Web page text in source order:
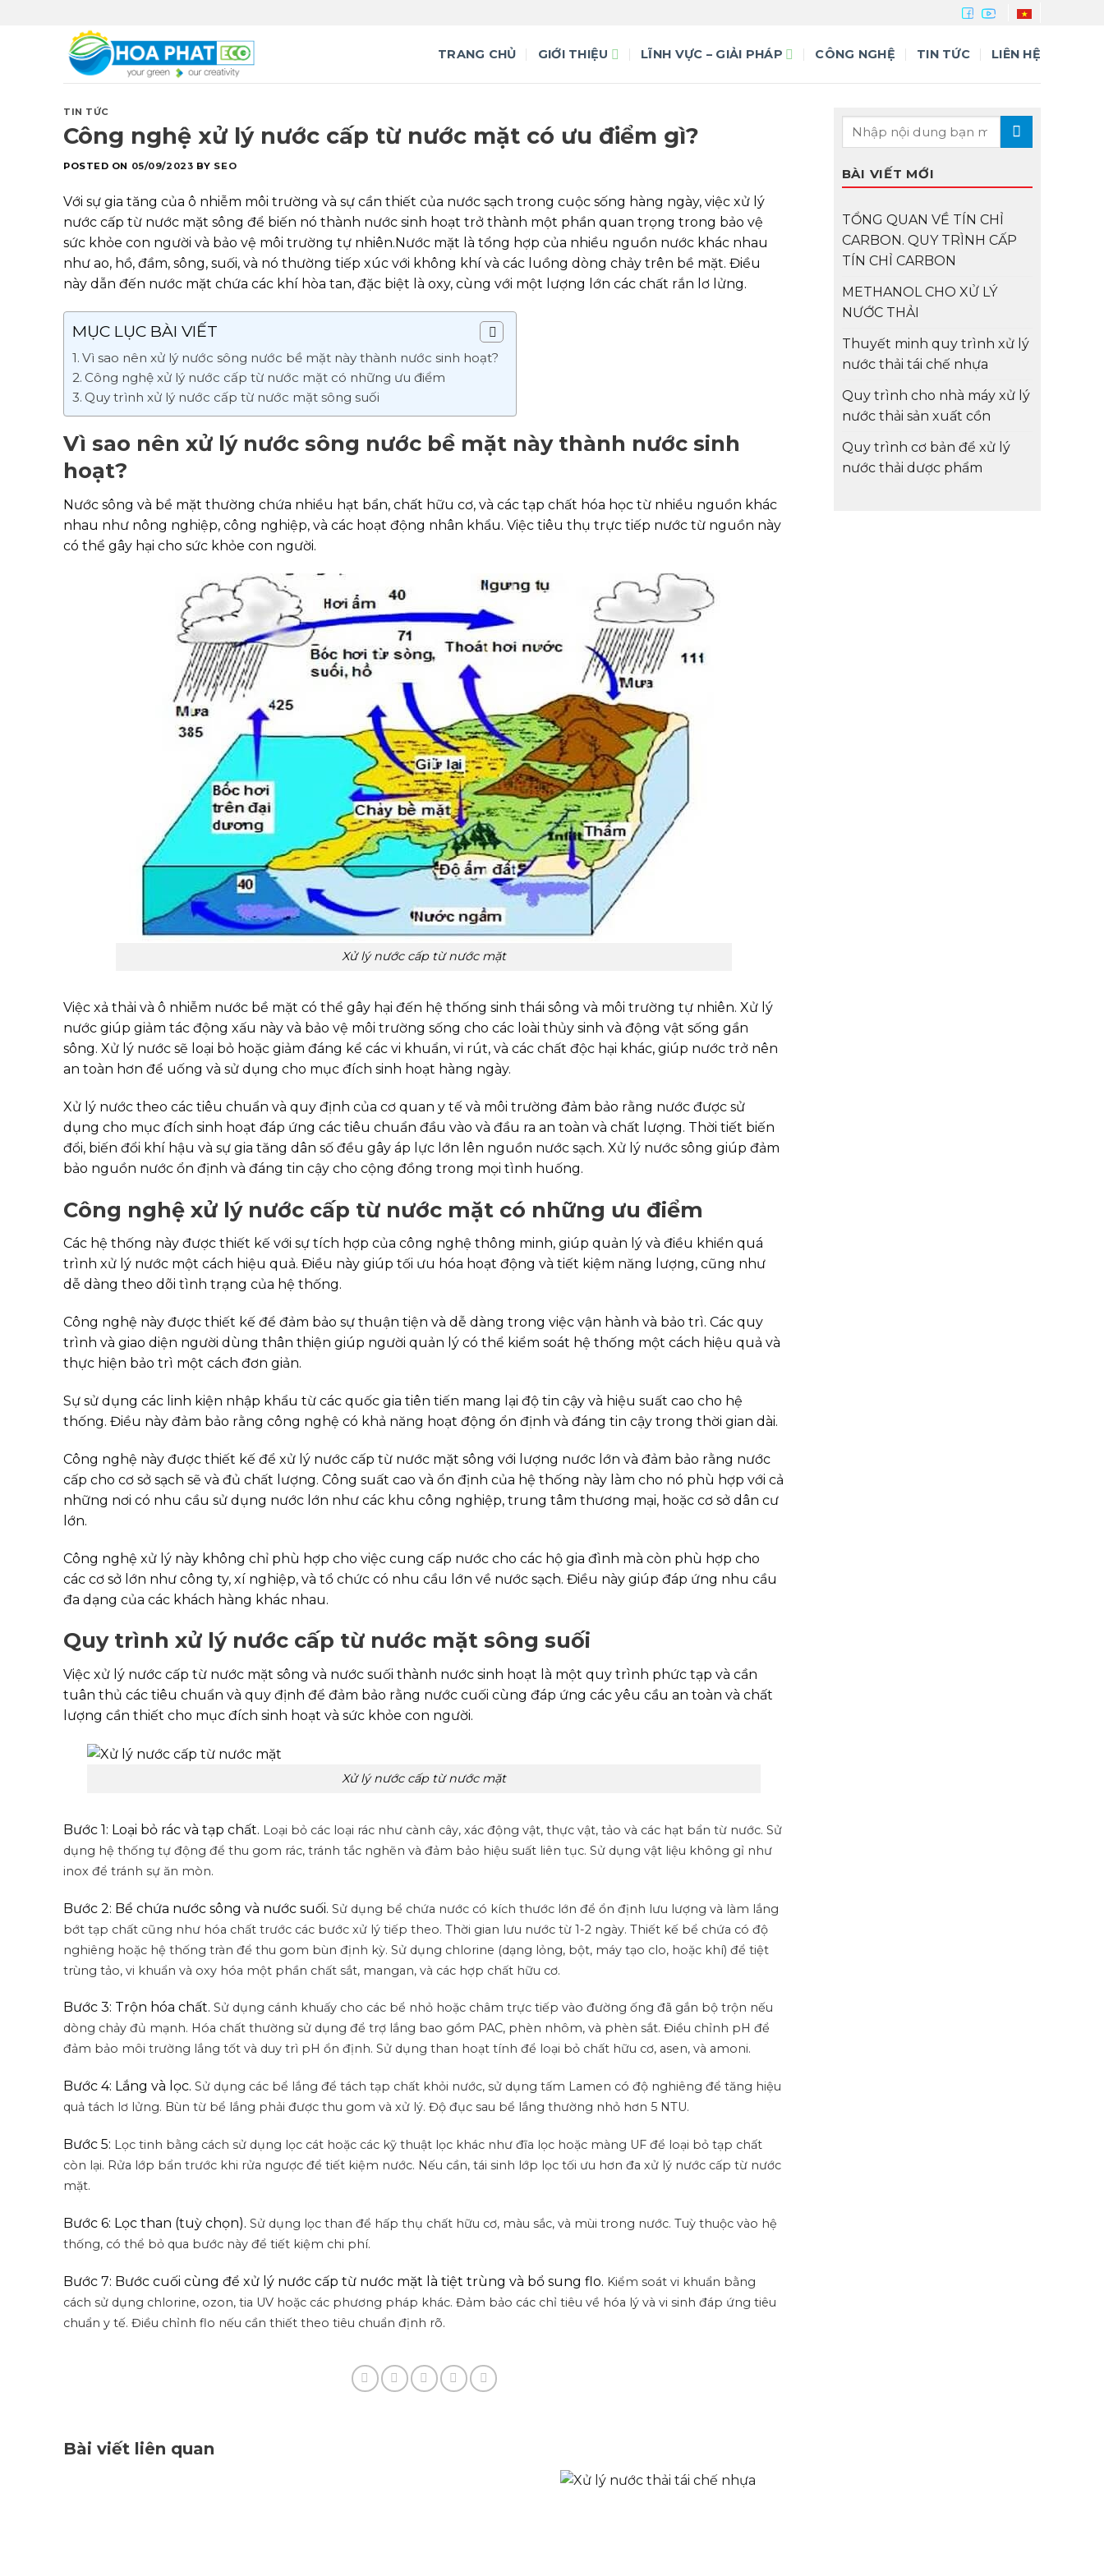
TRANG CHỦ GIỚI THIỆU LĨNH VỰC – GIẢI PHÁP CÔNG NGHỆ TIN TỨC LIÊN HỆ
TIN TỨC
Công nghệ xử lý nước cấp từ nước mặt có ưu điểm gì?
POSTED ON 05/09/2023 BY SEO
Với sự gia tăng của ô nhiễm môi trường và sự cần thiết của nước sạch trong cuộc sống hàng ngày, việc xử lý
nước cấp từ nước mặt sông để biến nó thành nước sinh hoạt trở thành một phần quan trọng trong bảo vệ
sức khỏe con người và bảo vệ môi trường tự nhiên.Nước mặt là tổng hợp của nhiều nguồn nước khác nhau
như ao, hồ, đầm, sông, suối, và nó thường tiếp xúc với không khí và các luồng dòng chảy trên bề mặt. Điều
này dẫn đến nước mặt chứa các khí hòa tan, đặc biệt là oxy, cùng với một lượng lớn các chất rắn lơ lửng.
MỤC LỤC BÀI VIẾT
Vì sao nên xử lý nước sông nước bề mặt này thành nước sinh hoạt?
Công nghệ xử lý nước cấp từ nước mặt có những ưu điểm
Quy trình xử lý nước cấp từ nước mặt sông suối
Vì sao nên xử lý nước sông nước bề mặt này thành nước sinh
hoạt?
Nước sông và bề mặt thường chứa nhiều hạt bẩn, chất hữu cơ, và các tạp chất hóa học từ nhiều nguồn khác
nhau như nông nghiệp, công nghiệp, và các hoạt động nhân khẩu. Việc tiêu thụ trực tiếp nước từ nguồn này
có thể gây hại cho sức khỏe con người.
Xử lý nước cấp từ nước mặt
Việc xả thải và ô nhiễm nước bề mặt có thể gây hại đến hệ thống sinh thái sông và môi trường tự nhiên. Xử lý
nước giúp giảm tác động xấu này và bảo vệ môi trường sống cho các loài thủy sinh và động vật sống gần
sông. Xử lý nước sẽ loại bỏ hoặc giảm đáng kể các vi khuẩn, vi rút, và các chất độc hại khác, giúp nước trở nên
an toàn hơn để uống và sử dụng cho mục đích sinh hoạt hàng ngày.
Xử lý nước theo các tiêu chuẩn và quy định của cơ quan y tế và môi trường đảm bảo rằng nước được sử
dụng cho mục đích sinh hoạt đáp ứng các tiêu chuẩn đầu vào và đầu ra an toàn và chất lượng. Thời tiết biến
đổi, biến đổi khí hậu và sự gia tăng dân số đều gây áp lực lớn lên nguồn nước sạch. Xử lý nước sông giúp đảm
bảo nguồn nước ổn định và đáng tin cậy cho cộng đồng trong mọi tình huống.
Công nghệ xử lý nước cấp từ nước mặt có những ưu điểm
Các hệ thống này được thiết kế với sự tích hợp của công nghệ thông minh, giúp quản lý và điều khiển quá
trình xử lý nước một cách hiệu quả. Điều này giúp tối ưu hóa hoạt động và tiết kiệm năng lượng, cũng như
dễ dàng theo dõi tình trạng của hệ thống.
Công nghệ này được thiết kế để đảm bảo sự thuận tiện và dễ dàng trong việc vận hành và bảo trì. Các quy
trình và giao diện người dùng thân thiện giúp người quản lý có thể kiểm soát hệ thống một cách hiệu quả và
thực hiện bảo trì một cách đơn giản.
Sự sử dụng các linh kiện nhập khẩu từ các quốc gia tiên tiến mang lại độ tin cậy và hiệu suất cao cho hệ
thống. Điều này đảm bảo rằng công nghệ có khả năng hoạt động ổn định và đáng tin cậy trong thời gian dài.
Công nghệ này được thiết kế để xử lý nước cấp từ nước mặt sông với lượng nước lớn và đảm bảo rằng nước
cấp cho cơ sở sạch sẽ và đủ chất lượng. Công suất cao và ổn định của hệ thống này làm cho nó phù hợp với cả
những nơi có nhu cầu sử dụng nước lớn như các khu công nghiệp, trung tâm thương mại, hoặc cơ sở dân cư
lớn.
Công nghệ xử lý này không chỉ phù hợp cho việc cung cấp nước cho các hộ gia đình mà còn phù hợp cho
các cơ sở lớn như công ty, xí nghiệp, và tổ chức có nhu cầu lớn về nước sạch. Điều này giúp đáp ứng nhu cầu
đa dạng của các khách hàng khác nhau.
Quy trình xử lý nước cấp từ nước mặt sông suối
Việc xử lý nước cấp từ nước mặt sông và nước suối thành nước sinh hoạt là một quy trình phức tạp và cần
tuân thủ các tiêu chuẩn và quy định để đảm bảo rằng nước cuối cùng đáp ứng các yêu cầu an toàn và chất
lượng cần thiết cho mục đích sinh hoạt và sức khỏe con người.
Xử lý nước cấp từ nước mặt
Bước 1: Loại bỏ rác và tạp chất. Loại bỏ các loại rác như cành cây, xác động vật, thực vật, tảo và các hạt bẩn từ nước. Sử
dụng hệ thống tự động để thu gom rác, tránh tắc nghẽn và đảm bảo hiệu suất liên tục. Sử dụng vật liệu không gỉ như
inox để tránh sự ăn mòn.
Bước 2: Bể chứa nước sông và nước suối. Sử dụng bể chứa nước có kích thước lớn để ổn định lưu lượng và làm lắng
bớt tạp chất cũng như hóa chất trước các bước xử lý tiếp theo. Thời gian lưu nước từ 1-2 ngày. Thiết kế bể chứa có độ
nghiêng hoặc hệ thống tràn để thu gom bùn định kỳ. Sử dụng chlorine (dạng lỏng, bột, máy tạo clo, hoặc khí) để tiệt
trùng tảo, vi khuẩn và oxy hóa một phần chất sắt, mangan, và các hợp chất hữu cơ.
Bước 3: Trộn hóa chất. Sử dụng cánh khuấy cho các bể nhỏ hoặc châm trực tiếp vào đường ống đã gắn bộ trộn nếu
dòng chảy đủ mạnh. Hóa chất thường sử dụng để trợ lắng bao gồm PAC, phèn nhôm, và phèn sắt. Điều chỉnh pH để
đảm bảo môi trường lắng tốt và duy trì pH ổn định. Sử dụng than hoạt tính để loại bỏ chất hữu cơ, asen, và amoni.
Bước 4: Lắng và lọc. Sử dụng các bể lắng để tách tạp chất khỏi nước, sử dụng tấm Lamen có độ nghiêng để tăng hiệu
quả tách lơ lửng. Bùn từ bể lắng phải được thu gom và xử lý. Độ đục sau bể lắng thường nhỏ hơn 5 NTU.
Bước 5: Lọc tinh bằng cách sử dụng lọc cát hoặc các kỹ thuật lọc khác như đĩa lọc hoặc màng UF để loại bỏ tạp chất
còn lại. Rửa lớp bẩn trước khi rửa ngược để tiết kiệm nước. Nếu cần, tái sinh lớp lọc tối ưu hơn đa xử lý nước cấp từ nước
mặt.
Bước 6: Lọc than (tuỳ chọn). Sử dụng lọc than để hấp thụ chất hữu cơ, màu sắc, và mùi trong nước. Tuỳ thuộc vào hệ
thống, có thể bỏ qua bước này để tiết kiệm chi phí.
Bước 7: Bước cuối cùng để xử lý nước cấp từ nước mặt là tiệt trùng và bổ sung flo. Kiểm soát vi khuẩn bằng
cách sử dụng chlorine, ozon, tia UV hoặc các phương pháp khác. Đảm bảo các chỉ tiêu về hóa lý và vi sinh đáp ứng tiêu
chuẩn y tế. Điều chỉnh flo nếu cần thiết theo tiêu chuẩn định rõ.
Bài viết liên quan
BÀI VIẾT MỚI
TỔNG QUAN VỀ TÍN CHỈ
CARBON. QUY TRÌNH CẤP
TÍN CHỈ CARBON
METHANOL CHO XỬ LÝ
NƯỚC THẢI
Thuyết minh quy trình xử lý
nước thải tái chế nhựa
Quy trình cho nhà máy xử lý
nước thải sản xuất cồn
Quy trình cơ bản để xử lý
nước thải dược phẩm